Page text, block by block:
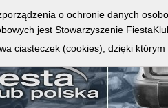
o ochronie danych
jest Stowarzyszenie
ciasteczek (cookies), dzięki